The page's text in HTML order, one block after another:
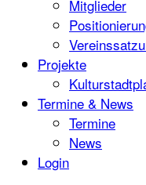
Mitglieder
Projekte
Termine & News
Termine
News
Login